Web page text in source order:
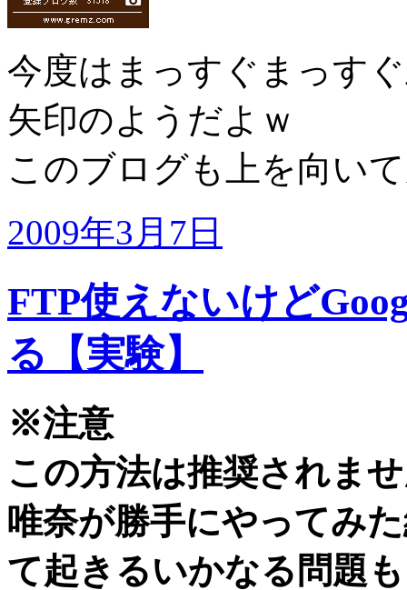
今度はまっすぐまっす
矢印のようだよｗ
このブログも上を向い
2009年3月7日
FTP使えないけど
る【実験】
※注意
この方法は推奨されま
唯奈が勝手にやってみ
て起きるいかなる問題も